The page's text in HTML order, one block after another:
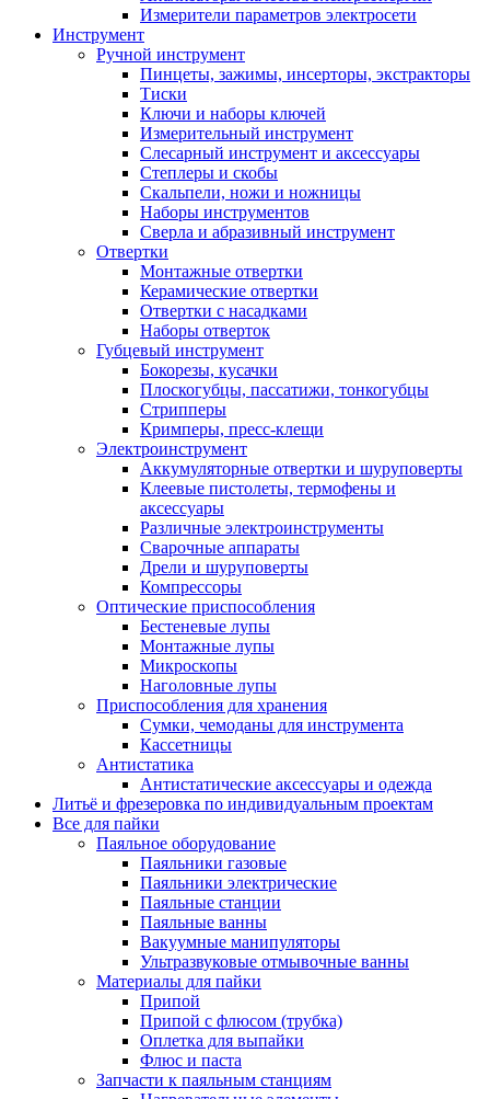
Измерители параметров электросети
Инструмент
Ручной инструмент
Пинцеты, зажимы, инсерторы, экстракторы
Тиски
Ключи и наборы ключей
Измерительный инструмент
Слесарный инструмент и аксессуары
Степлеры и скобы
Скальпели, ножи и ножницы
Наборы инструментов
Сверла и абразивный инструмент
Отвертки
Монтажные отвертки
Керамические отвертки
Отвертки с насадками
Наборы отверток
Губцевый инструмент
Бокорезы, кусачки
Плоскогубцы, пассатижи, тонкогубцы
Стрипперы
Кримперы, пресс-клещи
Электроинструмент
Аккумуляторные отвертки и шуруповерты
Клеевые пистолеты, термофены и
аксессуары
Различные электроинструменты
Сварочные аппараты
Дрели и шуруповерты
Компрессоры
Оптические приспособления
Бестеневые лупы
Монтажные лупы
Микроскопы
Наголовные лупы
Приспособления для хранения
Сумки, чемоданы для инструмента
Кассетницы
Антистатика
Антистатические аксессуары и одежда
Литьё и фрезеровка по индивидуальным проектам
Все для пайки
Паяльное оборудование
Паяльники газовые
Паяльники электрические
Паяльные станции
Паяльные ванны
Вакуумные манипуляторы
Ультразвуковые отмывочные ванны
Материалы для пайки
Припой
Припой с флюсом (трубка)
Оплетка для выпайки
Флюс и паста
Запчасти к паяльным станциям